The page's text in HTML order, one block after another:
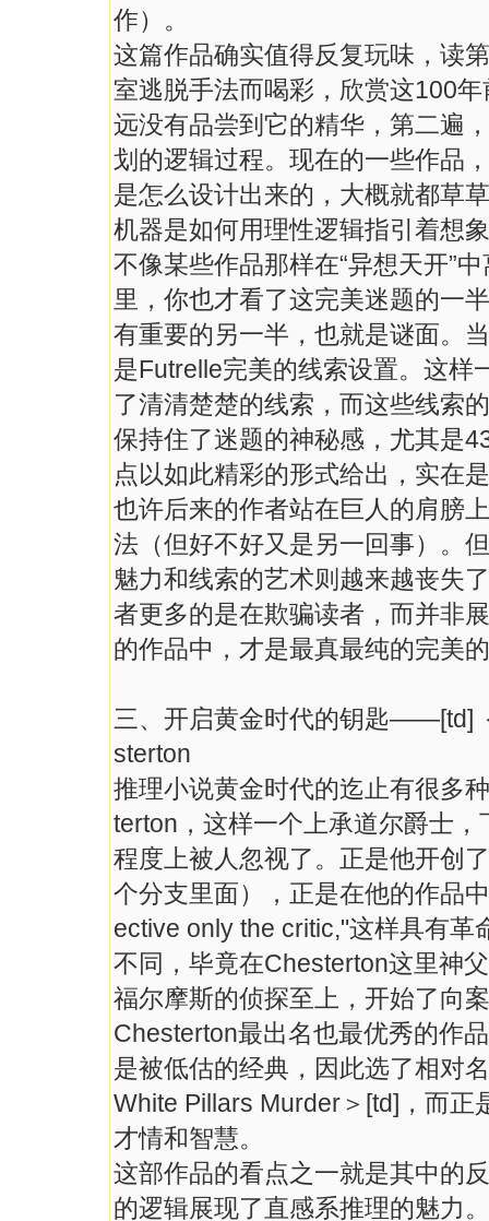
作）。
这篇作品确实值得反复玩味，读
室逃脱手法而喝彩，欣赏这100
远没有品尝到它的精华，第二遍
划的逻辑过程。现在的一些作品
是怎么设计出来的，大概就都草
机器是如何用理性逻辑指引着想
不像某些作品那样在“异想天开”
里，你也才看了这完美迷题的一
有重要的另一半，也就是谜面。
是Futrelle完美的线索设置。这样
了清清楚楚的线索，而这些线索
保持住了迷题的神秘感，尤其是
点以如此精彩的形式给出，实在
也许后来的作者站在巨人的肩膀
法（但好不好又是另一回事）。
魅力和线索的艺术则越来越丧失
者更多的是在欺骗读者，而并非
的作品中，才是最真最纯的完美
三、开启黄金时代的钥匙——[td]
sterton
推理小说黄金时代的迄止有很多
terton，这样一个上承道尔爵士
程度上被人忽视了。正是他开创
个分支里面），正是在他的作品
ective only the critic,"这样具有革
不同，毕竟在Chesterton这里神
福尔摩斯的侦探至上，开始了向
Chesterton最出名也最优秀的作
是被低估的经典，因此选了相对
White Pillars Murder＞[td]，而
才情和智慧。
这部作品的看点之一就是其中的
的逻辑展现了直感系推理的魅力